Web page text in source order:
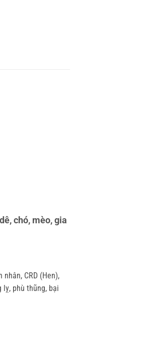
chó, mèo, gia
CRD (Hen),
lỵ, phù thũng, bại